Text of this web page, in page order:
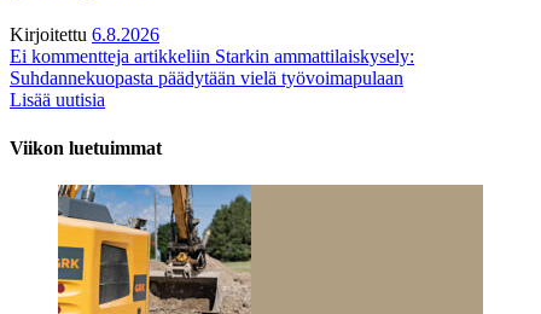
Kirjoitettu 6.8.2026
Ei kommentteja artikkeliin Starkin ammattilaiskysely:
Suhdannekuopasta päädytään vielä työvoimapulaan
Lisää uutisia
Viikon luetuimmat